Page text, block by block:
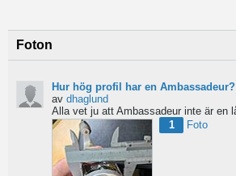
Foton
Hur hög profil har en Ambassadeur?
av dhaglund
1
Foto